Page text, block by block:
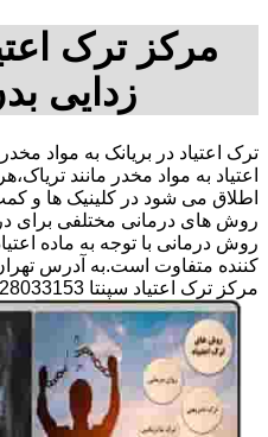
مرکز ترک
زدایی
ترک اعتیاد در بریانک به مواد
اعتیاد به مواد مخدر مانند
اطلاق می شود در کلینیک ها و
روش های درمانی مختلفی برای
روش درمانی با توجه به ماده
کننده متفاوت است.به آدرس
مرکز ترک اعتیاد سپنتا 09128033153 خانم دمیرچی